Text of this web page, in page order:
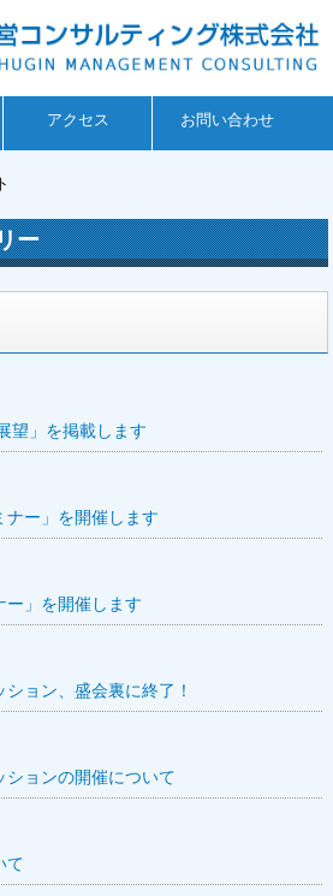
アクセス お問い合わせ
ー
望」を掲載します
ナー」を開催します
ー」を開催します
ョン、盛会裏に終了！
ョンの開催について
て